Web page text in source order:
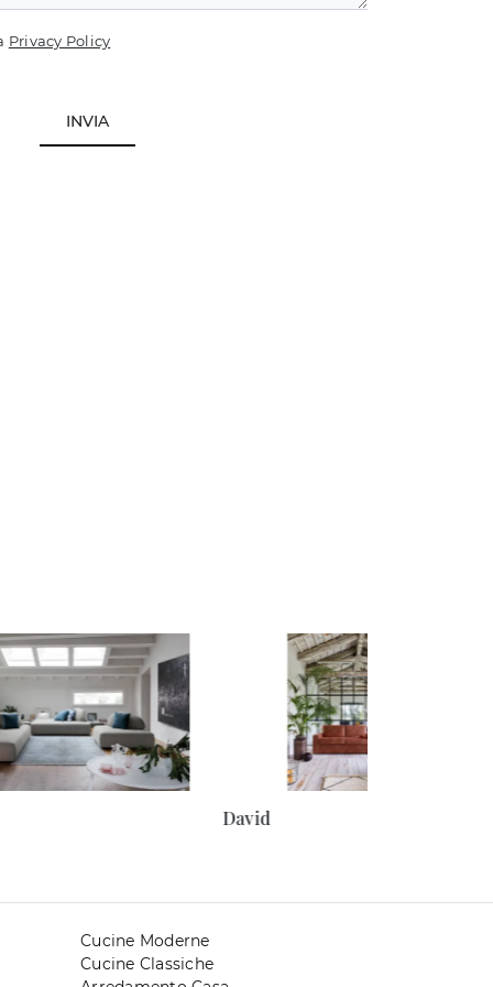
Privacy Policy
INVIA
David
Cucine Moderne
Cucine Classiche